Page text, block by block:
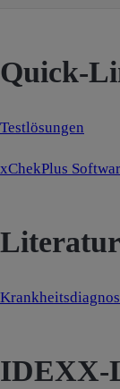
Quick-
Testlösungen
xChekPlus
Literatur
IDEXX-